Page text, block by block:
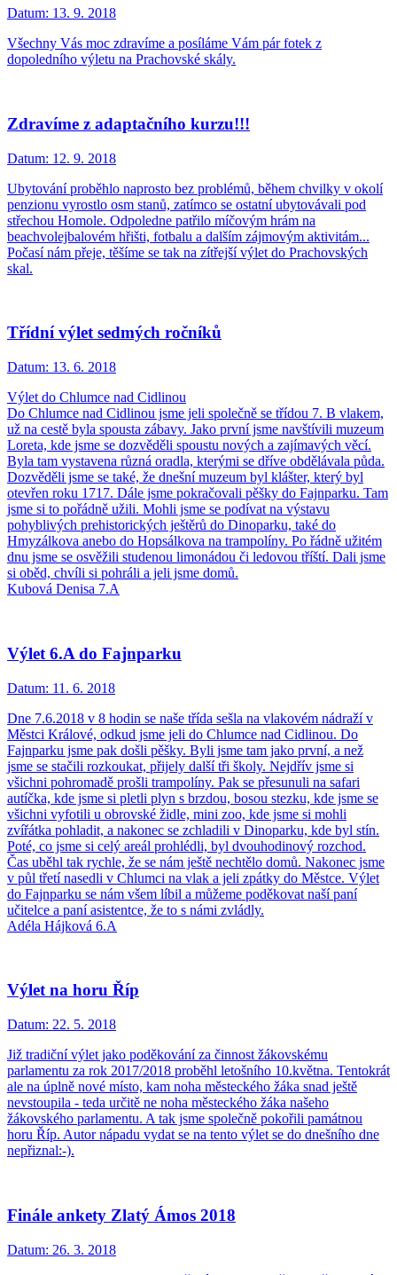
Datum: 13. 9. 2018
Všechny Vás moc zdravíme a posíláme Vám pár fotek z
dopoledního výletu na Prachovské skály.
Zdravíme z adaptačního kurzu!!!
Datum: 12. 9. 2018
Ubytování proběhlo naprosto bez problémů, během chvilky v okolí
penzionu vyrostlo osm stanů, zatímco se ostatní ubytovávali pod
střechou Homole. Odpoledne patřilo míčovým hrám na
beachvolejbalovém hřišti, fotbalu a dalším zájmovým aktivitám...
Počasí nám přeje, těšíme se tak na zítřejší výlet do Prachovských
skal.
Třídní výlet sedmých ročníků
Datum: 13. 6. 2018
Výlet do Chlumce nad Cidlinou
Do Chlumce nad Cidlinou jsme jeli společně se třídou 7. B vlakem,
už na cestě byla spousta zábavy. Jako první jsme navštívili muzeum
Loreta, kde jsme se dozvěděli spoustu nových a zajímavých věcí.
Byla tam vystavena různá oradla, kterými se dříve obdělávala půda.
Dozvěděli jsme se také, že dnešní muzeum byl klášter, který byl
otevřen roku 1717. Dále jsme pokračovali pěšky do Fajnparku. Tam
jsme si to pořádně užili. Mohli jsme se podívat na výstavu
pohyblivých prehistorických ještěrů do Dinoparku, také do
Hmyzálkova anebo do Hopsálkova na trampolíny. Po řádně užitém
dnu jsme se osvěžili studenou limonádou či ledovou tříští. Dali jsme
si oběd, chvíli si pohráli a jeli jsme domů.
Kubová Denisa 7.A
Výlet 6.A do Fajnparku
Datum: 11. 6. 2018
Dne 7.6.2018 v 8 hodin se naše třída sešla na vlakovém nádraží v
Městci Králové, odkud jsme jeli do Chlumce nad Cidlinou. Do
Fajnparku jsme pak došli pěšky. Byli jsme tam jako první, a než
jsme se stačili rozkoukat, přijely další tři školy. Nejdřív jsme si
všichni pohromadě prošli trampolíny. Pak se přesunuli na safari
autíčka, kde jsme si pletli plyn s brzdou, bosou stezku, kde jsme se
všichni vyfotili u obrovské židle, mini zoo, kde jsme si mohli
zvířátka pohladit, a nakonec se zchladili v Dinoparku, kde byl stín.
Poté, co jsme si celý areál prohlédli, byl dvouhodinový rozchod.
Čas uběhl tak rychle, že se nám ještě nechtělo domů. Nakonec jsme
v půl třetí nasedli v Chlumci na vlak a jeli zpátky do Městce. Výlet
do Fajnparku se nám všem líbil a můžeme poděkovat naší paní
učitelce a paní asistentce, že to s námi zvládly.
Adéla Hájková 6.A
Výlet na horu Říp
Datum: 22. 5. 2018
Již tradiční výlet jako poděkování za činnost žákovskému
parlamentu za rok 2017/2018 proběhl letošního 10.května. Tentokrát
ale na úplně nové místo, kam noha městeckého žáka snad ještě
nevstoupila - teda určitě ne noha městeckého žáka našeho
žákovského parlamentu. A tak jsme společně pokořili památnou
horu Říp. Autor nápadu vydat se na tento výlet se do dnešního dne
nepřiznal:-).
Finále ankety Zlatý Ámos 2018
Datum: 26. 3. 2018